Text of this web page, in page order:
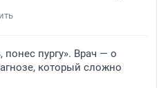
понес пургу». Врач — о
который сложно